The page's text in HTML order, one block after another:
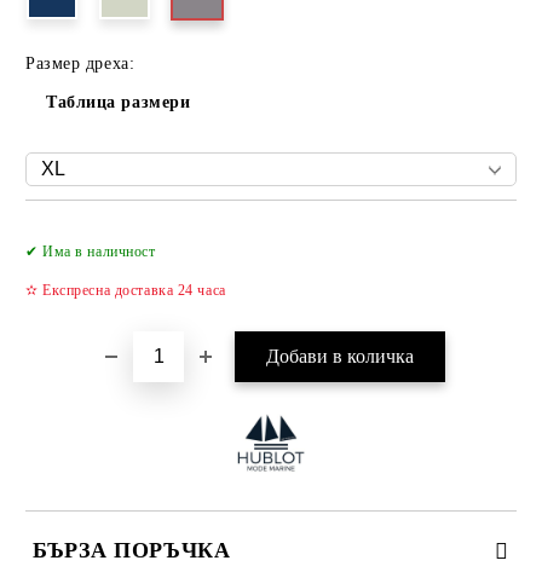
Размер дреха:
Таблица размери
✔ Има в наличност
✫ Експресна доставка 24 часа
БЪРЗА ПОРЪЧКА